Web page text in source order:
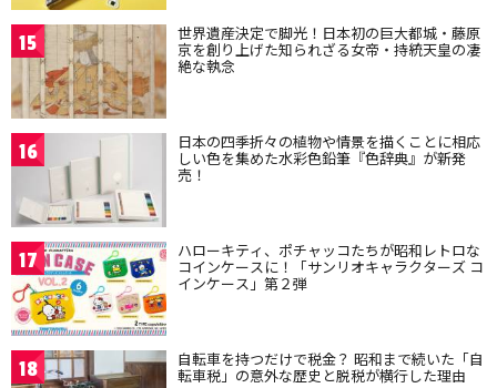
15 世界遺産決定で脚光！日本初の巨大都城・藤原
京を創り上げた知られざる女帝・持統天皇の凄
絶な執念
16 日本の四季折々の植物や情景を描くことに相応
しい色を集めた水彩色鉛筆『色辞典』が新発
売！
17 ハローキティ、ポチャッコたちが昭和レトロな
コインケースに！「サンリオキャラクターズ コ
インケース」第２弾
18 自転車を持つだけで税金？ 昭和まで続いた「自
転車税」の意外な歴史と脱税が横行した理由